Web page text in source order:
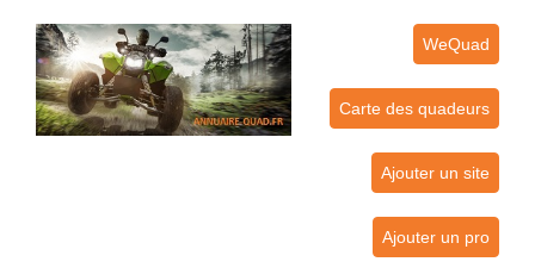
WeQuad
Carte des quadeurs
Ajouter un site
Ajouter un pro